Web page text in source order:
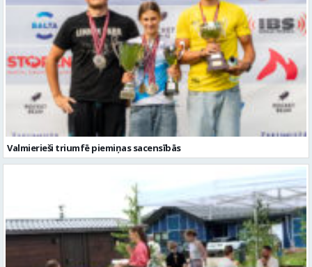
Valmierieši triumfē piemiņas sacensībās